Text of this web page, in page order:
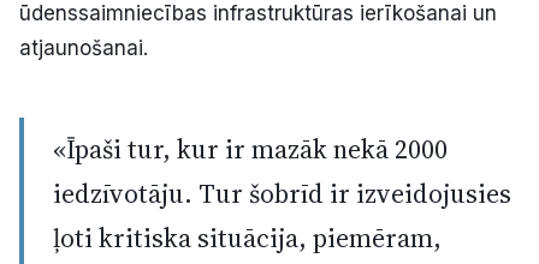
ūdenssaimniecības infrastruktūras ierīkošanai un
atjaunošanai.
«Īpaši tur, kur ir mazāk nekā 2000
iedzīvotāju. Tur šobrīd ir izveidojusies
ļoti kritiska situācija, piemēram,